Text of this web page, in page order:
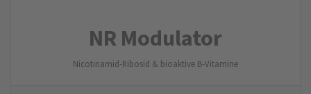
NR Modulator
Nicotinamid-Ribosid & bioaktive B-Vitamine